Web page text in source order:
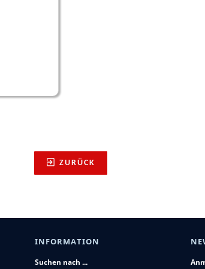
ZURÜCK
INFORMATION
Suchen nach ...